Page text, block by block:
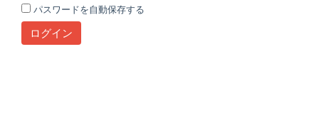
パスワードを自動保存する
ログイン